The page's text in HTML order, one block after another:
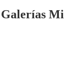
Mi